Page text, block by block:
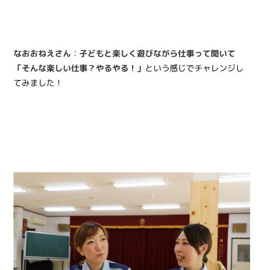
なおおねえさん ： 子どもと楽しく遊びながら仕事って聞いて
「そんな楽しい仕事？やるやる！」 という感じでチャレンジし
てみました！